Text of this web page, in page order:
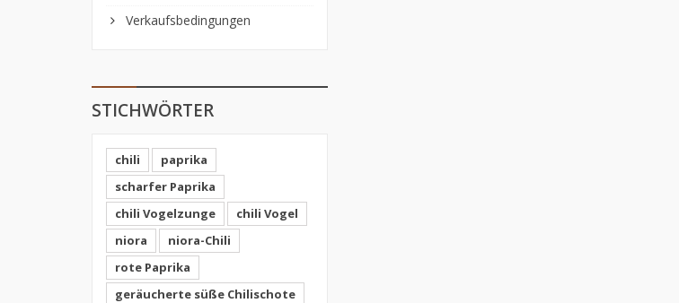
Verkaufsbedingungen
STICHWÖRTER
chili
paprika
scharfer Paprika
chili Vogelzunge
chili Vogel
niora
niora-Chili
rote Paprika
geräucherte süße Chilischote